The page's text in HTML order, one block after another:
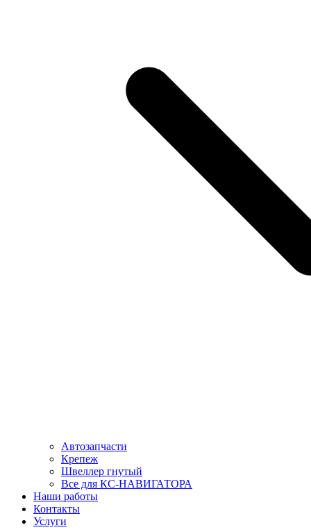
Автозапчасти
Крепеж
Швеллер гнутый
Все для КС-НАВИГАТОРА
Наши работы
Контакты
Услуги